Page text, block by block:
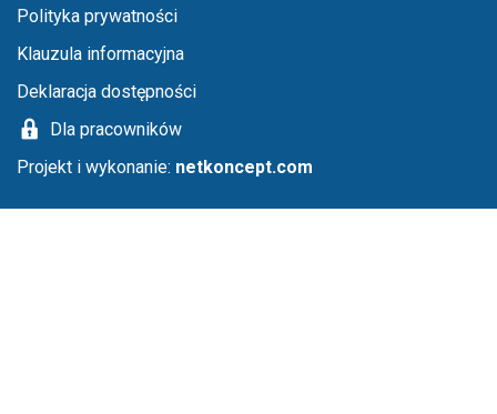
Menu stopka
Polityka prywatności
Klauzula informacyjna
Deklaracja dostępności
Dla pracowników
Projekt i wykonanie: netkoncept.com